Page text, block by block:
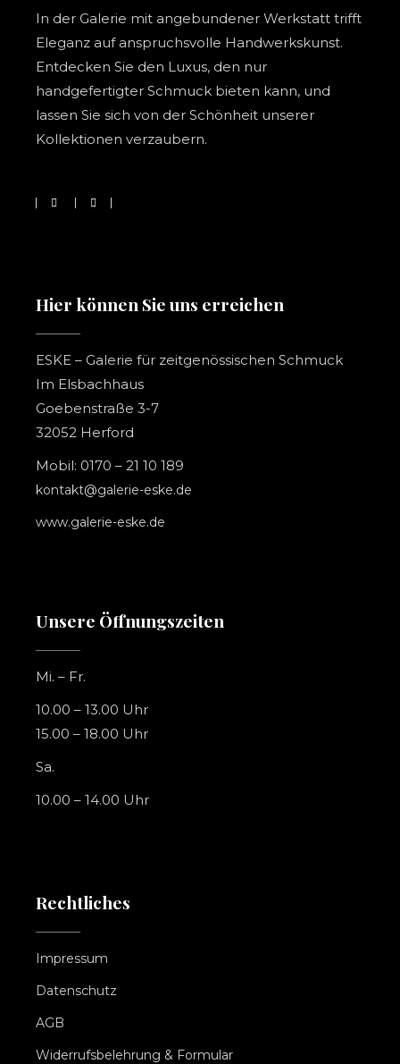
In der Galerie mit angebundener Werkstatt trifft
Eleganz auf anspruchsvolle Handwerkskunst.
Entdecken Sie den Luxus, den nur
handgefertigter Schmuck bieten kann, und
lassen Sie sich von der Schönheit unserer
Kollektionen verzaubern.
Hier können Sie uns erreichen
ESKE – Galerie für zeitgenössischen Schmuck
Im Elsbachhaus
Goebenstraße 3-7
32052 Herford
Mobil: 0170 – 21 10 189
kontakt@galerie-eske.de
www.galerie-eske.de
Unsere Öffnungszeiten
Mi. – Fr.
10.00 – 13.00 Uhr
15.00 – 18.00 Uhr
Sa.
10.00 – 14.00 Uhr
Rechtliches
Impressum
Datenschutz
AGB
Widerrufsbelehrung & Formular